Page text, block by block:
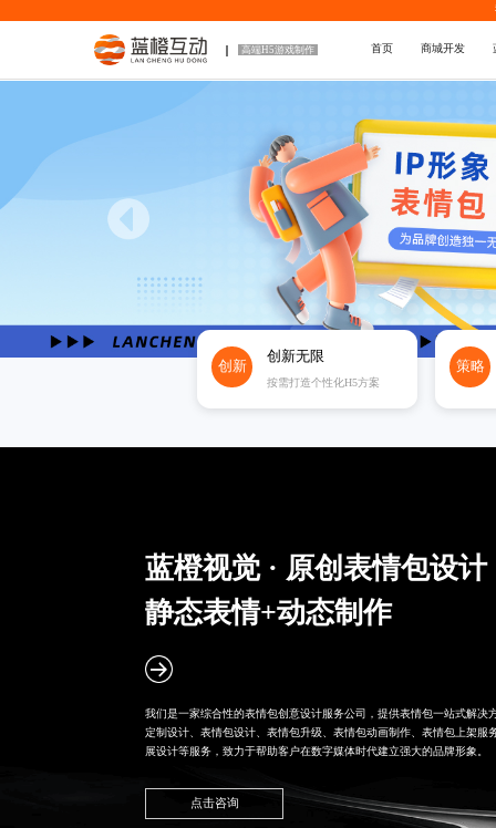
高端H5游戏制作 首页 商城开发
创新
创新无限
按需打造个性化H5方案
策略
蓝橙视觉 · 原创表情包设计
静态表情+动态制作
我们是一家综合性的表情包创意设计服务公司
，提供表情包一站式解决
定制设计 、表情包设计、表情包升级、表情包动画制作、表情包上架服
展设计等服务，致力于帮助客户在数字媒体时代建立强大的品牌形象。
点击咨询